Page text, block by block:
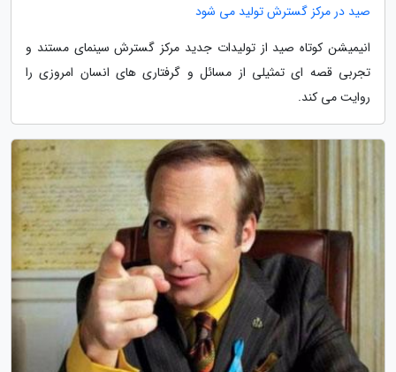
صید در مرکز گسترش تولید می شود
انیمیشن کوتاه صید از تولیدات جدید مرکز گسترش سینمای مستند و
تجربی قصه ای تمثیلی از مسائل و گرفتاری های انسان امروزی را
روایت می کند.